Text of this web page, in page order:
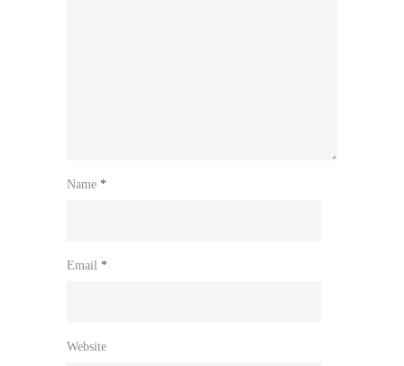
Name *
Email *
Website